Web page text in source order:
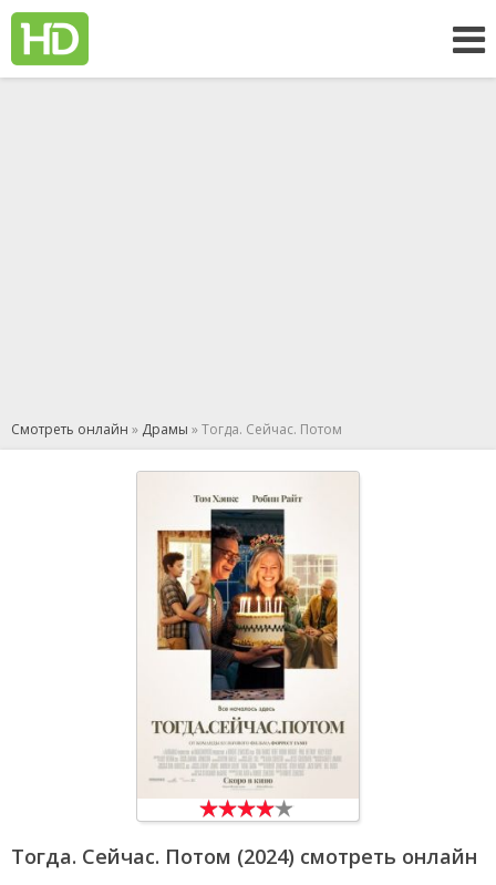
Смотреть онлайн » Драмы » Тогда. Сейчас. Потом
Тогда. Сейчас. Потом (2024) смотреть онлайн